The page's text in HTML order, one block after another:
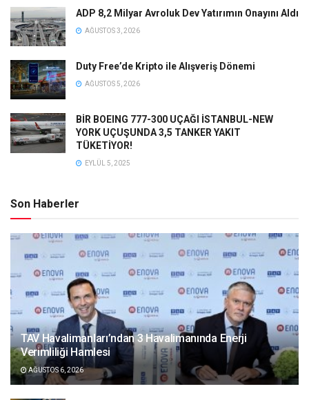
ADP 8,2 Milyar Avroluk Dev Yatırımın Onayını Aldı
AĞUSTOS 3, 2026
Duty Free’de Kripto ile Alışveriş Dönemi
AĞUSTOS 5, 2026
BİR BOEING 777-300 UÇAĞI İSTANBUL-NEW
YORK UÇUŞUNDA 3,5 TANKER YAKIT
TÜKETİYOR!
EYLÜL 5, 2025
Son Haberler
TAV Havalimanları’ndan 3 Havalimanında Enerji
Verimliliği Hamlesi
AĞUSTOS 6, 2026